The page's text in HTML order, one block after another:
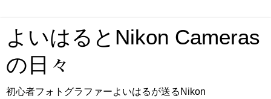
よいはるとNikon Cameras
の日々
初心者フォトグラファーよいはるが送るNikon